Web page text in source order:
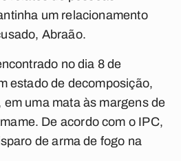
um relacionamento
Abraão.
no dia 8 de
estado de decomposição,
uma mata às margens de
De acordo com o IPC,
de arma de fogo na